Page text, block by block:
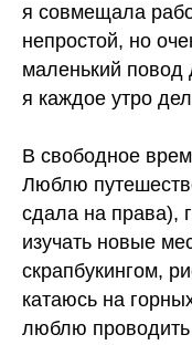
я совмещала
непростой, но
маленький
я каждое утро
В свободное
Люблю
сдала на права),
изучать новые
скрапбукингом,
катаюсь на
люблю проводить